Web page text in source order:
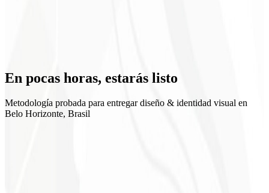
Posicionamiento claro
En pocas horas, estarás listo
Metodología probada para entregar diseño & identidad visual en
Belo Horizonte, Brasil